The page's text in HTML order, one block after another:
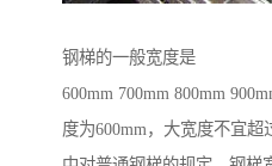
钢梯的一般宽度是
600mm 700mm 800mm
度为600mm，大宽度不宜超